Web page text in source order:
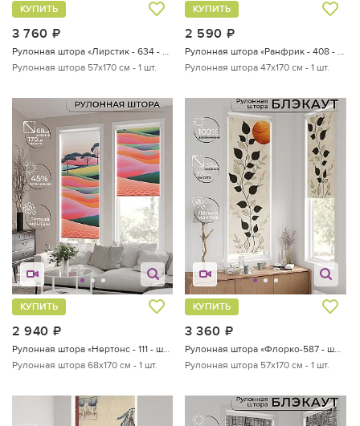
3 760
КУПИТЬ
Рулонная штора 57х170 см - 1 шт.
2 590
КУПИТЬ
Рулонная штора 47х170 см - 1 шт.
2 940
КУПИТЬ
Рулонная штора 68х170 см - 1 шт.
3 360
КУПИТЬ
Рулонная штора 57х170 см - 1 шт.